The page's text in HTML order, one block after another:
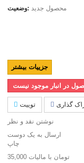
وضعیت: محصول جدید
جزییات بیشتر
در انبار موجود نیست
توییت گذاری
نوشتن نقد و نظر
ارسال به یک دوست
چاپ
35,000 تومان با ماليات